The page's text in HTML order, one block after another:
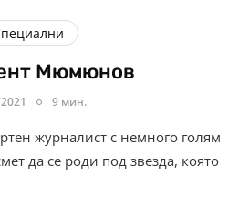
Мюмюнов
9 мин.
журналист с немного голям
да се роди под звезда, която